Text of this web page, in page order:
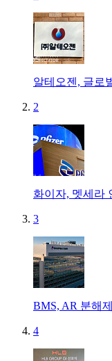
알테오젠, 글로
2
화이자, 멧세라
3
BMS, AR 분해
4